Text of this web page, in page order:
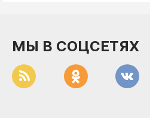
МЫ В СОЦСЕТЯХ